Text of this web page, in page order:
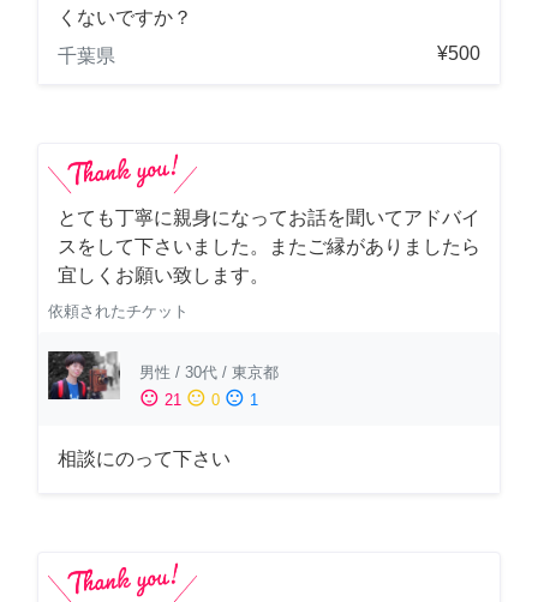
くないですか？
千葉県
¥500
とても丁寧に親身になってお話を聞いてアドバイ
スをして下さいました。またご縁がありましたら
宜しくお願い致します。
依頼されたチケット
男性 / 30代 / 東京都
sentiment_satisfied 21 sentiment_neutral 0 sentiment_dissatisfied 1
相談にのって下さい